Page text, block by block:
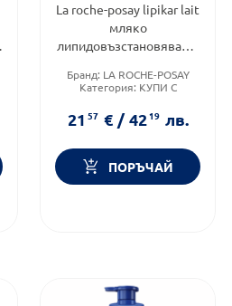
La roche-posay lipikar lait
мляко
липидовъзстановяващо
Бранд: LA ROCHE-POSAY
Категория: КУПИ С
Тип козметика:
Дермокозметика
2157 € / 4219 лв.
ПОРЪЧАЙ